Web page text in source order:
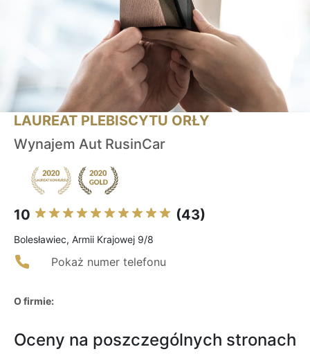
LAUREAT PLEBISCYTU ORŁY
Wynajem Aut RusinCar
10 (43)
Bolesławiec, Armii Krajowej 9/8
Pokaż numer telefonu
O firmie:
Oceny na poszczególnych stronach